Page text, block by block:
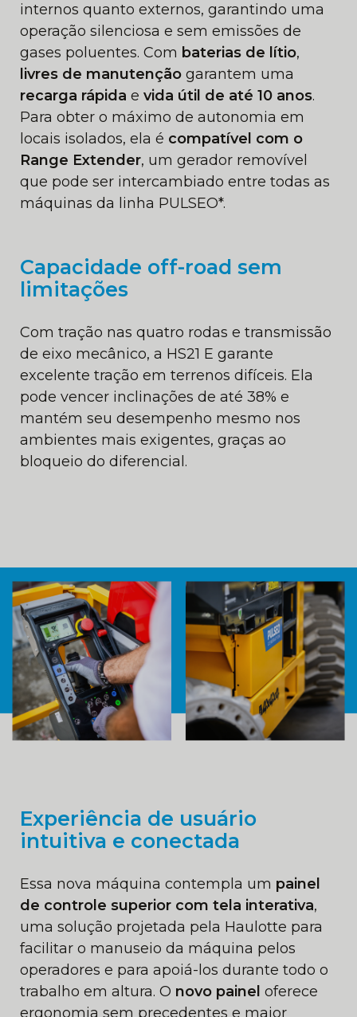
internos quanto externos, garantindo uma
operação silenciosa e sem emissões de
gases poluentes. Com baterias de lítio,
livres de manutenção garantem uma
recarga rápida e vida útil de até 10 anos.
Para obter o máximo de autonomia em
locais isolados, ela é compatível com o
Range Extender, um gerador removível
que pode ser intercambiado entre todas as
máquinas da linha PULSEO*.
Capacidade off-road sem
limitações
Com tração nas quatro rodas e transmissão
de eixo mecânico, a HS21 E garante
excelente tração em terrenos difíceis. Ela
pode vencer inclinações de até 38% e
mantém seu desempenho mesmo nos
ambientes mais exigentes, graças ao
bloqueio do diferencial.
Experiência de usuário
intuitiva e conectada
Essa nova máquina contempla um painel
de controle superior com tela interativa,
uma solução projetada pela Haulotte para
facilitar o manuseio da máquina pelos
operadores e para apoiá-los durante todo o
trabalho em altura. O novo painel oferece
ergonomia sem precedentes e maior